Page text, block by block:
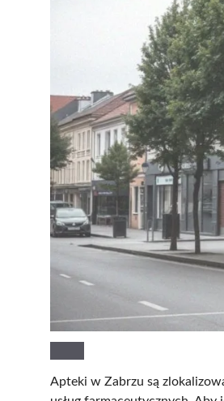
Apteki w Zabrzu są